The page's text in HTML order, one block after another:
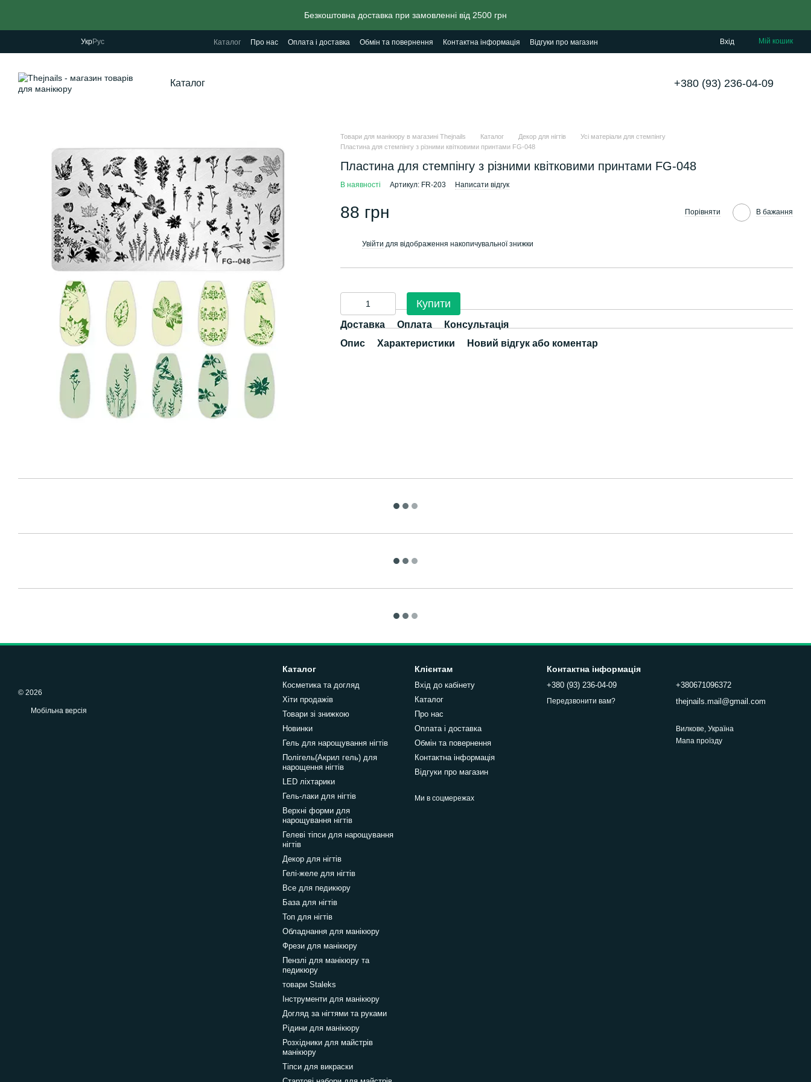
Безкоштовна доставка при замовленні від 2500 грн
УкрРус Каталог Про нас Оплата і доставка Обмін та повернення Контактна інформація Відгуки про магазин Вхід Мій кошик
Каталог +380 (93) 236-04-09
Товари для манікюру в магазині Thejnails Каталог Декор для нігтів
Усі матеріали для стемпінгу
Пластина для стемпінгу з різними квітковими принтами FG-048
Пластина для стемпінгу з різними квітковими принтами FG-048
В наявності Артикул: FR-203 Написати відгук
88 грн Порівняти В бажання
Увійти для відображення накопичувальної знижки
Купити
Доставка Оплата
Консультація
Опис
Характеристики Новий відгук або коментар
© 2026
Мобільна версія
Каталог
Косметика та догляд
Хіти продажів
Товари зі знижкою
Новинки
Гель для нарощування нігтів
Полігель(Акрил гель) для
нарощення нігтів
LED ліхтарики
Гель-лаки для нігтів
Верхні форми для
нарощування нігтів
Гелеві тіпси для нарощування
нігтів
Декор для нігтів
Гелі-желе для нігтів
Все для педикюру
База для нігтів
Топ для нігтів
Обладнання для манікюру
Фрези для манікюру
Пензлі для манікюру та
педикюру
товари Staleks
Інструменти для манікюру
Догляд за нігтями та руками
Рідини для манікюру
Розхідники для майстрів
манікюру
Тіпси для викраски
Клієнтам
Вхід до кабінету
Каталог
Про нас
Оплата і доставка
Обмін та повернення
Контактна інформація
Відгуки про магазин
Ми в соцмережах
Контактна інформація
+380 (93) 236-04-09
Передзвонити вам?
+380671096372
thejnails.mail@gmail.com
Вилкове, Україна
Мапа проїзду